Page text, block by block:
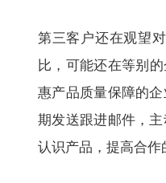
第三客户还在观望
比，可能还在等别
惠产品质量保障的
期发送跟进邮件，
认识产品，提高合作